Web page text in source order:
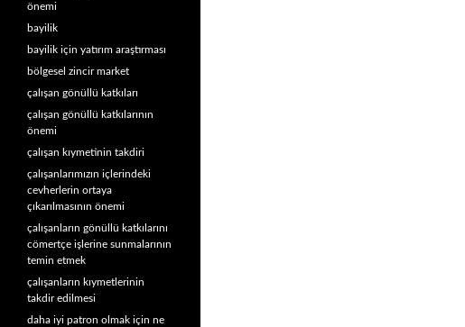
önemi
bayilik
bayilik için yatırım araştırması
bölgesel zincir market
çalışan gönüllü katkıları
çalışan gönüllü katkılarının
önemi
çalışan kıymetinin takdiri
çalışanlarımızın içlerindeki
cevherlerin ortaya
çıkarılmasının önemi
çalışanların gönüllü katkılarını
cömertçe işlerine sunmalarının
temin etmek
çalışanların kıymetlerinin
takdir edilmesi
daha iyi patron olmak için ne